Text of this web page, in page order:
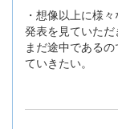
・想像以上に様
発表を見ていた
まだ途中である
ていきたい。